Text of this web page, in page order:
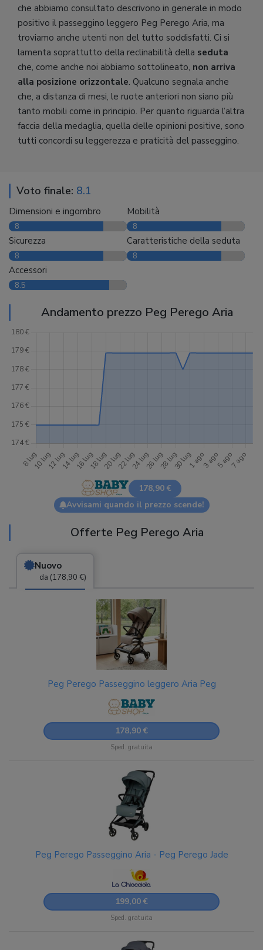
che abbiamo consultato descrivono in generale in modo
positivo il passeggino leggero Peg Perego Aria, ma
troviamo anche utenti non del tutto soddisfatti. Ci si
lamenta soprattutto della reclinabilità della seduta
che, come anche noi abbiamo sottolineato, non arriva
alla posizione orizzontale. Qualcuno segnala anche
che, a distanza di mesi, le ruote anteriori non siano più
tanto mobili come in principio. Per quanto riguarda l’altra
faccia della medaglia, quella delle opinioni positive, sono
tutti concordi su leggerezza e praticità del passeggino.
Voto finale: 8.1
Dimensioni e ingombro
8
Mobilità
8
Sicurezza
8
Caratteristiche della seduta
8
Accessori
8.5
Andamento prezzo Peg Perego Aria
178,90 €
Avvisami quando il prezzo scende!
Offerte Peg Perego Aria
Nuovo
da (178,90 €)
Peg Perego Passeggino leggero Aria Peg
178,90 €
Sped. gratuita
Peg Perego Passeggino Aria - Peg Perego Jade
199,00 €
Sped. gratuita